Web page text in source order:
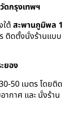
ดกรุงเทพฯ
ต้ สะพานภูมิพล 1
ติดตั้งนั่งร้านแบบ
ยอง
50 เมตร โดยติด
กาศ และ นั่งร้าน